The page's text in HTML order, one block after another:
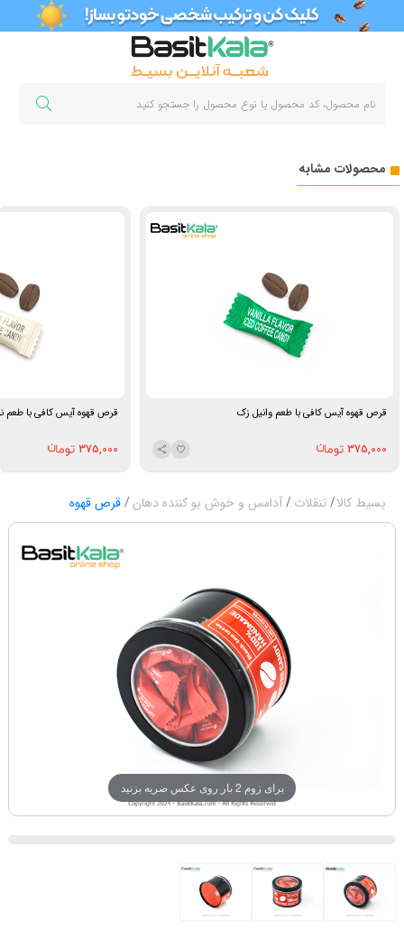
محصولات مشابه
قرص قهوه آیس کافی با طعم وانیل زک
375,000
قرص قهوه آیس کافی با طعم
375,000
بسیط کالا تنقلات آدامس و خوش بو کننده دهان قرص قهوه
برای زوم 2 بار روی عکس ضربه بزنید